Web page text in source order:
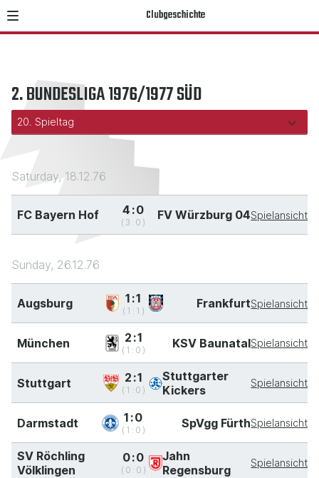
Clubgeschichte
2. BUNDESLIGA 1976/1977 SÜD
Saturday, 18.12.76
FC Bayern Hof 4:0
(3:0) FV Würzburg 04Spielansicht
Sunday, 26.12.76
Augsburg 1:1
(1:1) FrankfurtSpielansicht
München 2:1
(1:0) KSV BaunatalSpielansicht
Stuttgart 2:1
(1:0)
Stuttgarter
Kickers
Spielansicht
Darmstadt 1:0
(1:0) SpVgg FürthSpielansicht
SV Röchling
Völklingen
0:0
(0:0)
Jahn
Regensburg
Spielansicht